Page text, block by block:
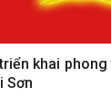
khai
Sơn